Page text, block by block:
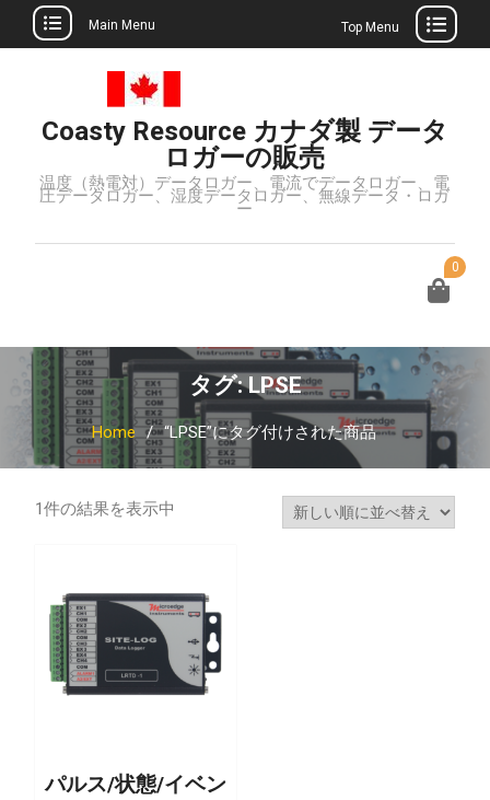
Main Menu Top Menu
Coasty Resource カナダ製 データ
ロガーの販売
温度（熱電対）データロガー、電流でデータロガー、電
圧データロガー、湿度データロガー、無線データ・ロガ
ー
0
タグ:LPSE
Home “LPSE”にタグ付けされた商品
1件の結果を表示中
パルス/状態/イベン